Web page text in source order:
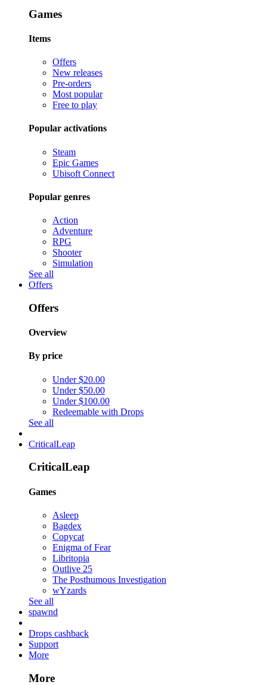
Games
Items
Offers
New releases
Pre-orders
Most popular
Free to play
Popular activations
Steam
Epic Games
Ubisoft Connect
Popular genres
Action
Adventure
RPG
Shooter
Simulation
See all
Offers
Offers
Overview
By price
Under $20.00
Under $50.00
Under $100.00
Redeemable with Drops
See all
CriticalLeap
CriticalLeap
Games
Asleep
Bagdex
Copycat
Enigma of Fear
Libritopia
Outlive 25
The Posthumous Investigation
wYzards
See all
spawnd
Drops cashback
Support
More
More